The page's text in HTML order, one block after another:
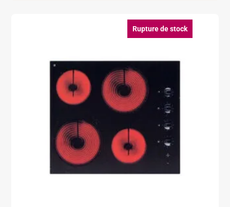
Rupture de stock